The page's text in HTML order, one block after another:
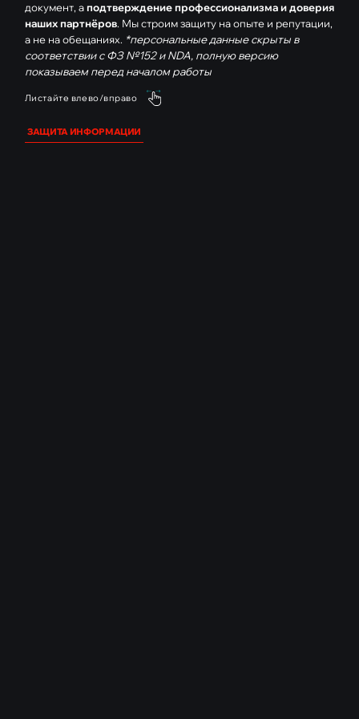
уточнении/блокировании/
уничтожении ПДн(КоАП РФ ст.
13.11 ч. 5.1)
8.000 ₽ - 20.000 ₽
материальных носителях (без
документ, аподтверждение профессионализма и доверия
наших партнёров. Мы строим защиту на опыте и репутации,
а не на обещаниях. *персональные данные скрыты в
соответствии с ФЗ №152 и NDA, полную версию
показываем перед началом работы
Листайте влево/вправо
ЗАЩИТА ИНФОРМАЦИИ